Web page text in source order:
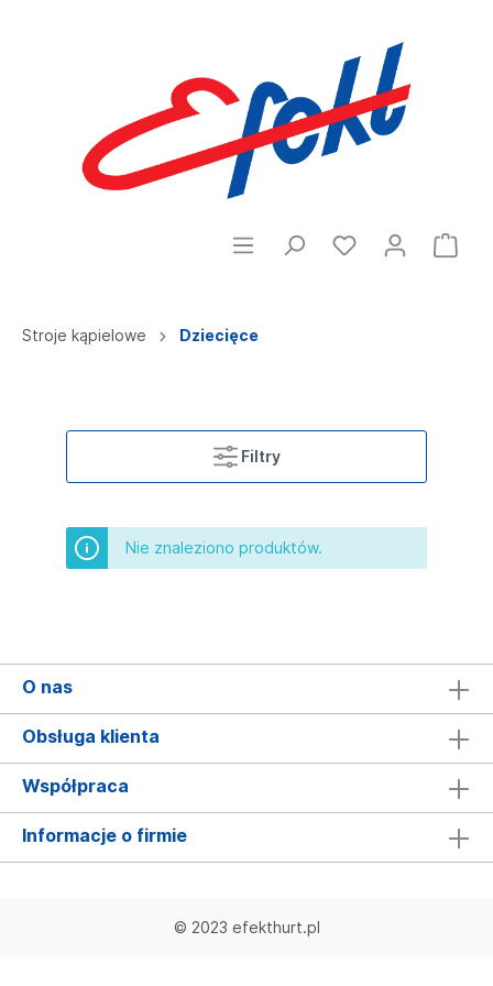
Stroje kąpielowe Dziecięce
Filtry
Nie znaleziono produktów.
O nas
Obsługa klienta
Współpraca
Informacje o firmie
© 2023 efekthurt.pl